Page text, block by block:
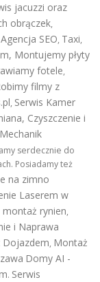
jacuzzi oraz
obrączek,
Agencja SEO, Taxi,
, Montujemy płyty
fotele,
filmy z
, Serwis Kamer
Czyszczenie i
serdecznie do
Posiadamy też
na zimno
Laserem w
montaż rynien,
i Naprawa
Dojazdem, Montaż
Domy AI -
. Serwis